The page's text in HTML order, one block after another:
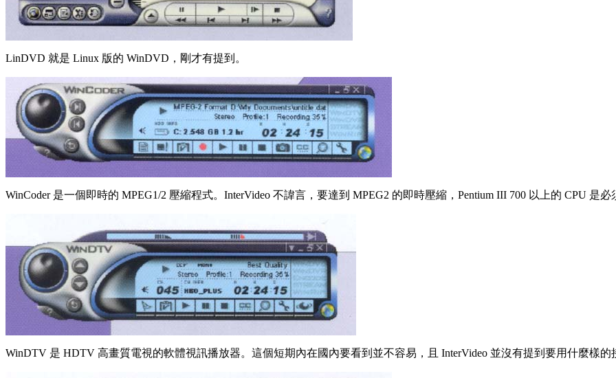
LinDVD 就是 Linux 版的 WinDVD，剛才有提到。
WinCoder 是一個即時的 MPEG1/2 壓縮程式。InterVideo 不諱言，要達到 MPEG2 的即時壓縮，Pentium III 700 以上的 CPU 是必
WinDTV 是 HDTV 高畫質電視的軟體視訊播放器。這個短期內在國內要看到並不容易，且 InterVideo 並沒有提到要用什麼樣的